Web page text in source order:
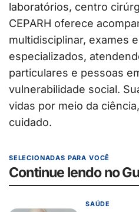
laboratórios, centro
CEPARH oferece
multidisciplinar, exames
especializados,
particulares e pessoas
vulnerabilidade social.
vidas por meio da
cuidado.
SELECIONADAS PARA VOCÊ
Continue lendo no
SAÚDE